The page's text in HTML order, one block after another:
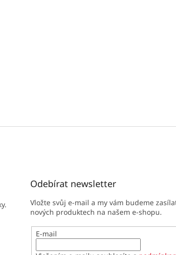
Odebírat newsletter
Vložte svůj e-mail a my vám budeme
nových produktech na našem e-shopu.
E-mail